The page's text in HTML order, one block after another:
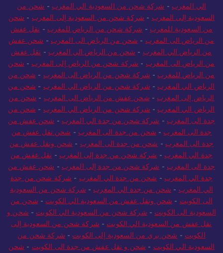
الي المغرب - شركة شحن من السعودية الي المغرب - شحن من
السعودية إلى المغرب - شركة شحن من السعودية إلى المغرب - شحن
من السعودية للمغرب - شركة شحن من الرياض للمغرب - نقل عفش
من الرياض الى المغرب - شحن من الرياض الى المغرب - شحن عفش
من الرياض الي المغرب - شحن من الرياض الي المغرب - نقل عفش
من الرياض الى المغرب - شركة شحن من الرياض إلى المغرب - شحن
من الرياض للمغرب - شركة شحن من الرياض الى المغرب - شحن من
الرياض الي المغرب - شركة شحن من الرياض الي المغرب - شحن من
الرياض إلى المغرب - شحن عفش من الرياض الى المغرب - شحن من
الرياض الي المغرب - شركة شحن من الرياض الي المغرب - شحن من
جدة الى المغرب - شركة شحن من جدة الي المغرب - شحن عفش من
جدة الى المغرب - شحن من جدة الى المغرب - شحن نقل عفش من
جدة الى المغرب - شحن من جدة الى المغرب - شحن ونقل عفش من
جدة الي المغرب - شركة شحن من جدة إلى المغرب - نقل عفش من
جدة الى المغرب - شركة شحن من جدة إلى المغرب - شحن عفش من
جدة الي المغرب - شحن من جدة الي المغرب - شركة شحن من جدة
الي المغرب - شحن من جدة الي المغرب - شركة شحن من السعودية
الى الكويت - شحن ونقل عفش من السعودية الي الكويت - شحن من
السعودية الى الكويت - شركة شحن من السعودية الي الكويت - شحن و
نقل عفش من السعودية الي الكويت - شركة شحن من السعودية إلى
الكويت - شحن بري من السعودية إلى الكويت - شركة شحن من
السعودية الي الكويت - شحن و نقل عفش من جدة الى الكويت - شحن